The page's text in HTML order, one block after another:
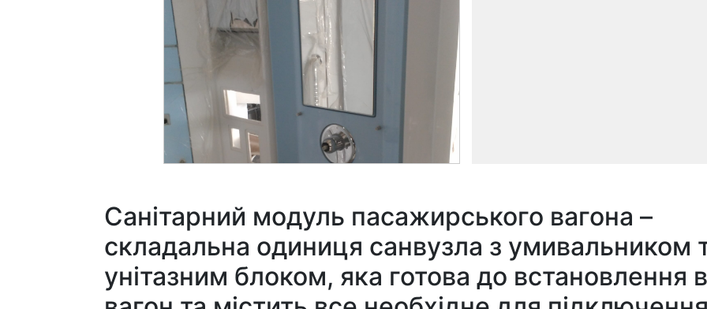
Санітарний модуль пасажирського вагона –
складальна одиниця санвузла з умивальником
унітазним блоком, яка готова до встановлення в